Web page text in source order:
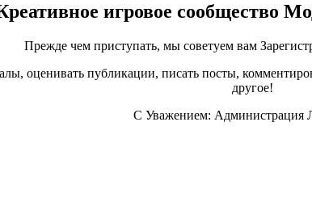
игровое сообщество
Прежде чем приступать, мы советуем вам
оценивать публикации, писать посты,
другое!
С Уважением: Администрация